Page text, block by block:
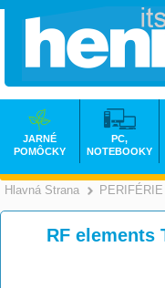
Hlavná Strana PERIFÉRIE
RF elements
JARNÉ
POMÔCKY
PC,
NOTEBOOKY